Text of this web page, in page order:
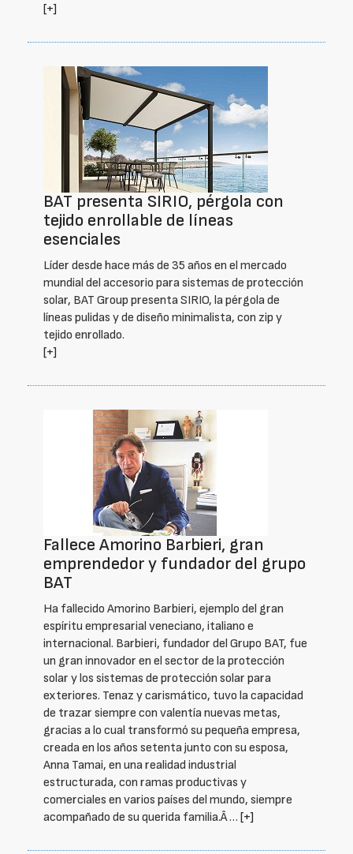
[+]
BAT presenta SIRIO, pérgola con
tejido enrollable de líneas
esenciales
Líder desde hace más de 35 años en el mercado
mundial del accesorio para sistemas de protección
solar, BAT Group presenta SIRIO, la pérgola de
líneas pulidas y de diseño minimalista, con zip y
tejido enrollado.
[+]
Fallece Amorino Barbieri, gran
emprendedor y fundador del grupo
BAT
Ha fallecido Amorino Barbieri, ejemplo del gran
espíritu empresarial veneciano, italiano e
internacional. Barbieri, fundador del Grupo BAT, fue
un gran innovador en el sector de la protección
solar y los sistemas de protección solar para
exteriores. Tenaz y carismático, tuvo la capacidad
de trazar siempre con valentía nuevas metas,
gracias a lo cual transformó su pequeña empresa,
creada en los años setenta junto con su esposa,
Anna Tamai, en una realidad industrial
estructurada, con ramas productivas y
comerciales en varios países del mundo, siempre
acompañado de su querida familia.Â … [+]